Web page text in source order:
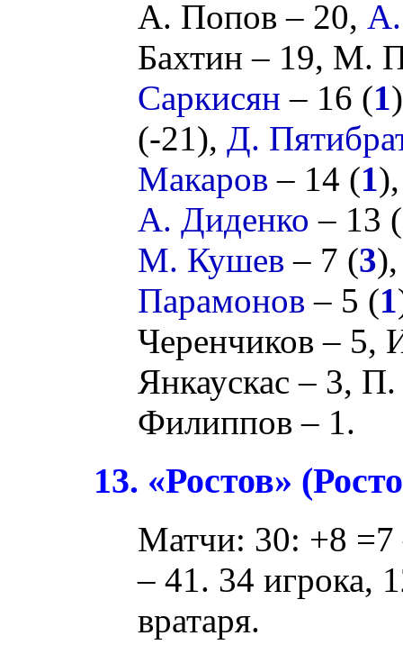
А. Попов – 20,
Бахтин – 19, М.
Саркисян – 16 (1
(-21), Д.
Макаров – 14 (1
А. Диденко – 13 (
М. Кушев – 7 (3
Парамонов – 5 (1
Черенчиков – 5,
Янкаускас – 3, П.
Филиппов – 1.
13. «Ростов»
Матчи: 30: +8 =7
– 41. 34 игрока,
вратаря.